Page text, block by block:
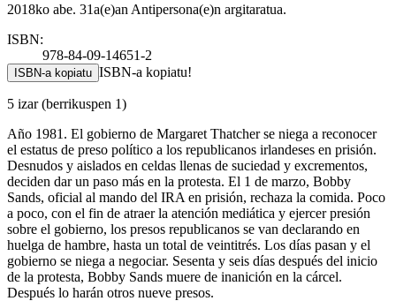
2018ko abe. 31a(e)an Antipersona(e)n argitaratua.
ISBN:
978-84-09-14651-2
ISBN-a kopiatu ISBN-a kopiatu!
5 izar(berrikuspen 1)
Año 1981. El gobierno de Margaret Thatcher se niega a reconocer
el estatus de preso político a los republicanos irlandeses en prisión.
Desnudos y aislados en celdas llenas de suciedad y excrementos,
deciden dar un paso más en la protesta. El 1 de marzo, Bobby
Sands, oficial al mando del IRA en prisión, rechaza la comida. Poco
a poco, con el fin de atraer la atención mediática y ejercer presión
sobre el gobierno, los presos republicanos se van declarando en
huelga de hambre, hasta un total de veintitrés. Los días pasan y el
gobierno se niega a negociar. Sesenta y seis días después del inicio
de la protesta, Bobby Sands muere de inanición en la cárcel.
Después lo harán otros nueve presos.